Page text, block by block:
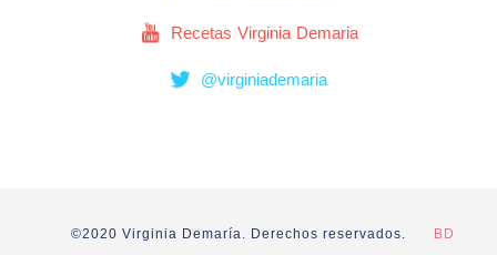
Recetas Virginia Demaria
@virginiademaria
©2020 Virginia Demaría. Derechos reservados. BD